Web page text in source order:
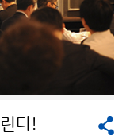
다!